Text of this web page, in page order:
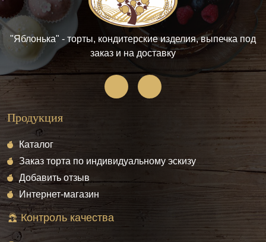
"Яблонька" - торты, кондитерские изделия, выпечка под
заказ и на доставку
Продукция
Каталог
Заказ торта по индивидуальному эскизу
Добавить отзыв
Интернет-магазин
Контроль качества